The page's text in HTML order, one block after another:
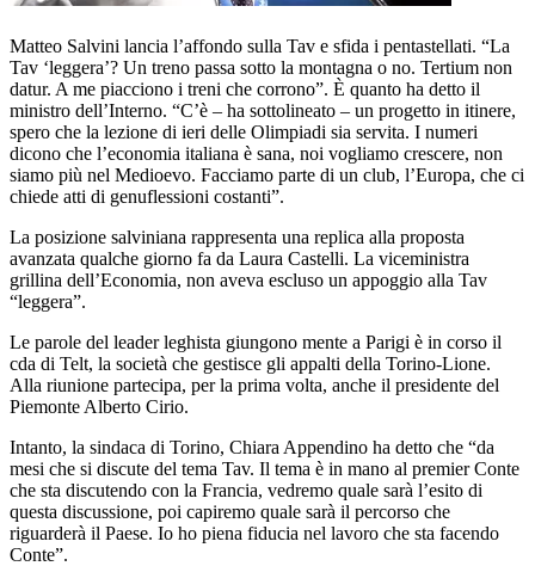
Matteo Salvini lancia l’affondo sulla Tav e sfida i pentastellati. “La
Tav ‘leggera’? Un treno passa sotto la montagna o no. Tertium non
datur. A me piacciono i treni che corrono”. È quanto ha detto il
ministro dell’Interno. “C’è – ha sottolineato – un progetto in itinere,
spero che la lezione di ieri delle Olimpiadi sia servita. I numeri
dicono che l’economia italiana è sana, noi vogliamo crescere, non
siamo più nel Medioevo. Facciamo parte di un club, l’Europa, che ci
chiede atti di genuflessioni costanti”.
La posizione salviniana rappresenta una replica alla proposta
avanzata qualche giorno fa da Laura Castelli. La viceministra
grillina dell’Economia, non aveva escluso un appoggio alla Tav
“leggera”.
Le parole del leader leghista giungono mente a Parigi è in corso il
cda di Telt, la società che gestisce gli appalti della Torino-Lione.
Alla riunione partecipa, per la prima volta, anche il presidente del
Piemonte Alberto Cirio.
Intanto, la sindaca di Torino, Chiara Appendino ha detto che “da
mesi che si discute del tema Tav. Il tema è in mano al premier Conte
che sta discutendo con la Francia, vedremo quale sarà l’esito di
questa discussione, poi capiremo quale sarà il percorso che
riguarderà il Paese. Io ho piena fiducia nel lavoro che sta facendo
Conte”.